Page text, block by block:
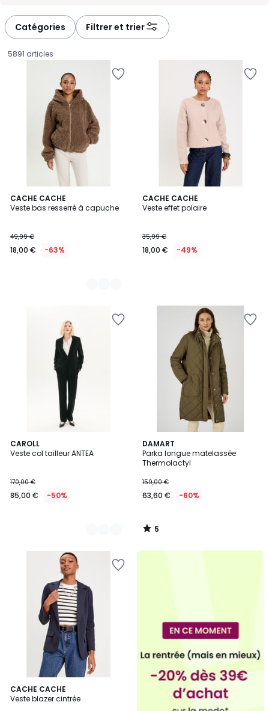
Catégories Filtrer et trier
5891 articles
CACHE CACHE
Veste bas resserré à capuche
€
au
49,99 €
18,00 € -63%
2
Couleurs
CACHE CACHE
Veste effet polaire
35,99 €
18,00 € -49%
CAROLL
Veste col tailleur ANTEA
170,00 €
85,00 € -50%
2
Couleurs
DAMART
Parka longue matelassée
Thermolactyl
159,00 €
63,60 € -60%
5
/
5
5
/
CACHE CACHE
Veste blazer cintrée
4,7
/ 5
6
Couleurs